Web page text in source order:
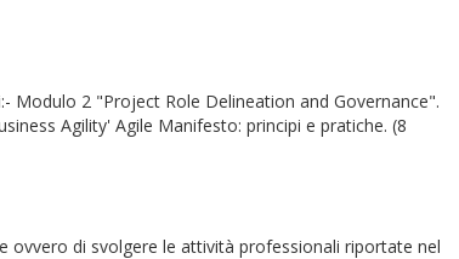
Modulo 2 "Project Role Delineation and Governance".
Agility' Agile Manifesto: principi e pratiche. (8
ovvero di svolgere le attività professionali riportate nel